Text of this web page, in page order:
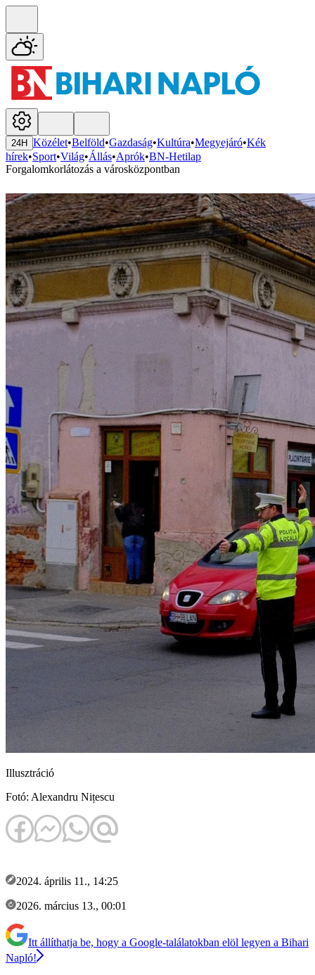
24H Közélet•Belföld•Gazdaság•Kultúra•Megyejáró•Kék
hírek•Sport•Világ•Állás•Aprók•BN-Hetilap
Forgalomkorlátozás a városközpontban
Illusztráció
Fotó: Alexandru Nițescu
2024. április 11., 14:25
2026. március 13., 00:01
Itt állíthatja be, hogy a Google-találatokban elöl legyen a Bihari
Napló!